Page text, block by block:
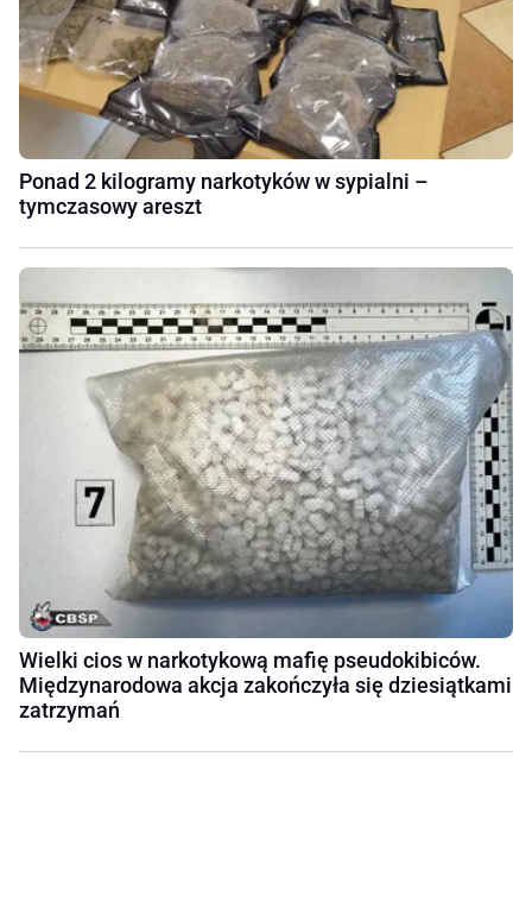
Ponad 2 kilogramy narkotyków w sypialni –
tymczasowy areszt
Wielki cios w narkotykową mafię pseudokibiców.
Międzynarodowa akcja zakończyła się dziesiątkami
zatrzymań